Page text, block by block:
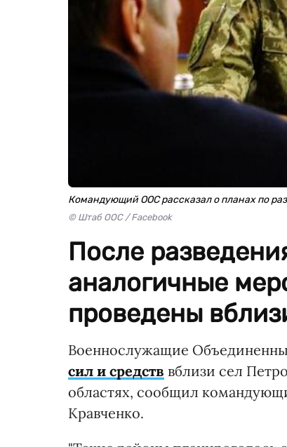
Командующий ООС рассказал о планах по
© Штаб ООС / Facebook
После
аналогичные
проведены
Военнослужащие
сил и средств вблизи сел
областях, сообщил
Кравченко.